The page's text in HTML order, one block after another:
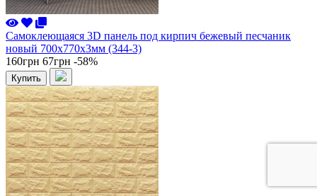
Самоклеющаяся 3D панель под кирпич бежевый песчаник
новый 700x770x3мм (344-3)
160грн 67грн -58%
Купить